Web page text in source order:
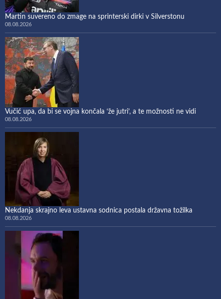
Martin suvereno do zmage na sprinterski dirki v Silverstonu
08.08.2026
Vučić upa, da bi se vojna končala ‘že jutri’, a te možnosti ne vidi
08.08.2026
Nekdanja skrajno leva ustavna sodnica postala državna tožilka
08.08.2026